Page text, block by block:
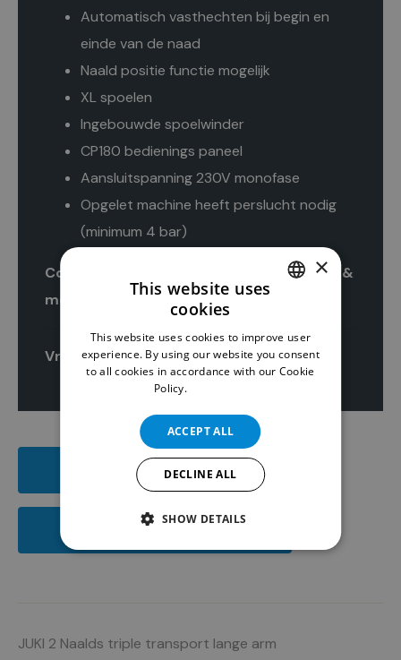
Automatisch vasthechten bij begin en
einde van de naad
Naald positie functie mogelijk
XL spoelen
Ingebouwde spoelwinder
CP180 bedienings paneel
Aansluitspanning 230V monofase
Opgelet machine heeft perslucht nodig
(minimum 4 bar)
Compleet met tafel, Europees onderstel &
motor
Vraag uw offerte aan
DOWNLOAD PDF
DOWNLOAD HANDLEIDING
JUKI 2 Naalds triple transport lange arm
ENGLISH
×
This website uses
cookies
This website uses cookies to improve user
experience. By using our website you consent
to all cookies in accordance with our Cookie
Policy.
ACCEPT ALL
DECLINE ALL
SHOW DETAILS